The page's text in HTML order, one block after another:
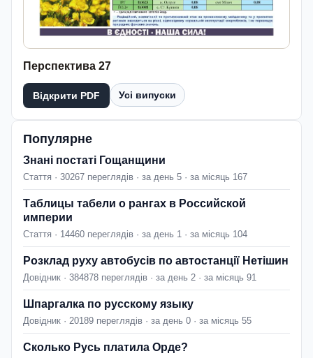
Перспектива 27
Відкрити PDF Усі випуски
Популярне
Знані постаті Гощанщини
Стаття · 30267 переглядів · за день 5 · за місяць 167
Таблицы табели о рангах в Российской
империи
Стаття · 14460 переглядів · за день 1 · за місяць 104
Розклад руху автобусів по автостанції Нетішин
Довідник · 384878 переглядів · за день 2 · за місяць 91
Шпаргалка по русскому языку
Довідник · 20189 переглядів · за день 0 · за місяць 55
Сколько Русь платила Орде?